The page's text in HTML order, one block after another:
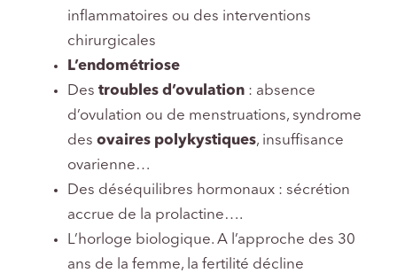
inflammatoires ou des interventions
chirurgicales
L’endométriose
Des troubles d’ovulation: absence
d’ovulation ou de menstruations, syndrome
des ovaires polykystiques, insuffisance
ovarienne…
Des déséquilibres hormonaux : sécrétion
accrue de la prolactine….
L’horloge biologique. A l’approche des 30
ans de la femme, la fertilité décline